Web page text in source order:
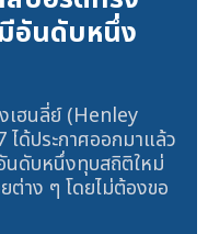
อันดับหนึ่ง
เฮนลี่ย์ (Henley
ด้ประกาศออกมาแล้ว
ดับหนึ่งทุบสถิติใหม่
ต่าง ๆ โดยไม่ต้องขอ